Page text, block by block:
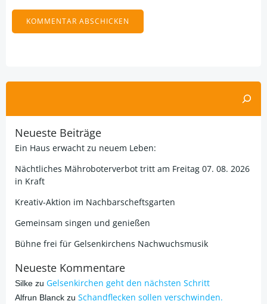
Neueste Beiträge
Ein Haus erwacht zu neuem Leben:
Nächtliches Mähroboterverbot tritt am Freitag 07. 08. 2026
in Kraft
Kreativ-Aktion im Nachbarscheftsgarten
Gemeinsam singen und genießen
Bühne frei für Gelsenkirchens Nachwuchsmusik
Neueste Kommentare
Silke zu Gelsenkirchen geht den nächsten Schritt
Alfrun Blanck zu Schandflecken sollen verschwinden.